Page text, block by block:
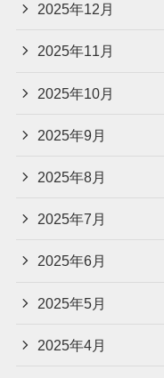
2025年12月
2025年11月
2025年10月
2025年9月
2025年8月
2025年7月
2025年6月
2025年5月
2025年4月